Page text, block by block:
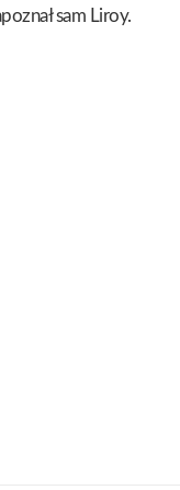
sam Liroy.